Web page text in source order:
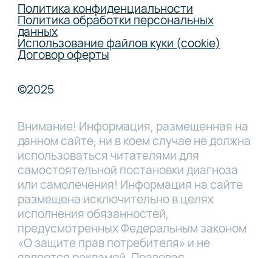
Политика конфиденциальности
Политика обработки персональных
данных
Использование файлов куки (cookie)
Договор оферты
©2025
Внимание! Информация, размещенная на
данном сайте, ни в коем случае не должна
использоваться читателями для
самостоятельной постановки диагноза
или самолечения! Информация на сайте
размещена исключительно в целях
исполнения обязанностей,
предусмотренных Федеральным законом
«О защите прав потребителя» и не